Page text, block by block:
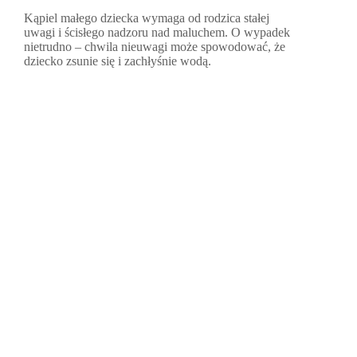
Kąpiel małego dziecka wymaga od rodzica stałej
uwagi i ścisłego nadzoru nad maluchem. O wypadek
nietrudno – chwila nieuwagi może spowodować, że
dziecko zsunie się i zachłyśnie wodą.